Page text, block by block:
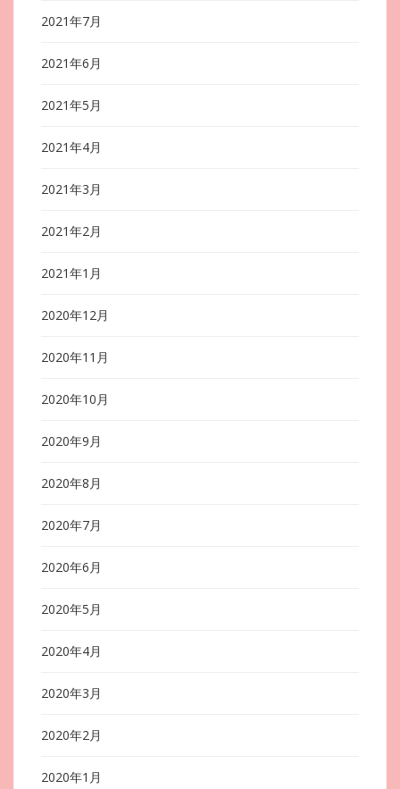
2021年7月
2021年6月
2021年5月
2021年4月
2021年3月
2021年2月
2021年1月
2020年12月
2020年11月
2020年10月
2020年9月
2020年8月
2020年7月
2020年6月
2020年5月
2020年4月
2020年3月
2020年2月
2020年1月